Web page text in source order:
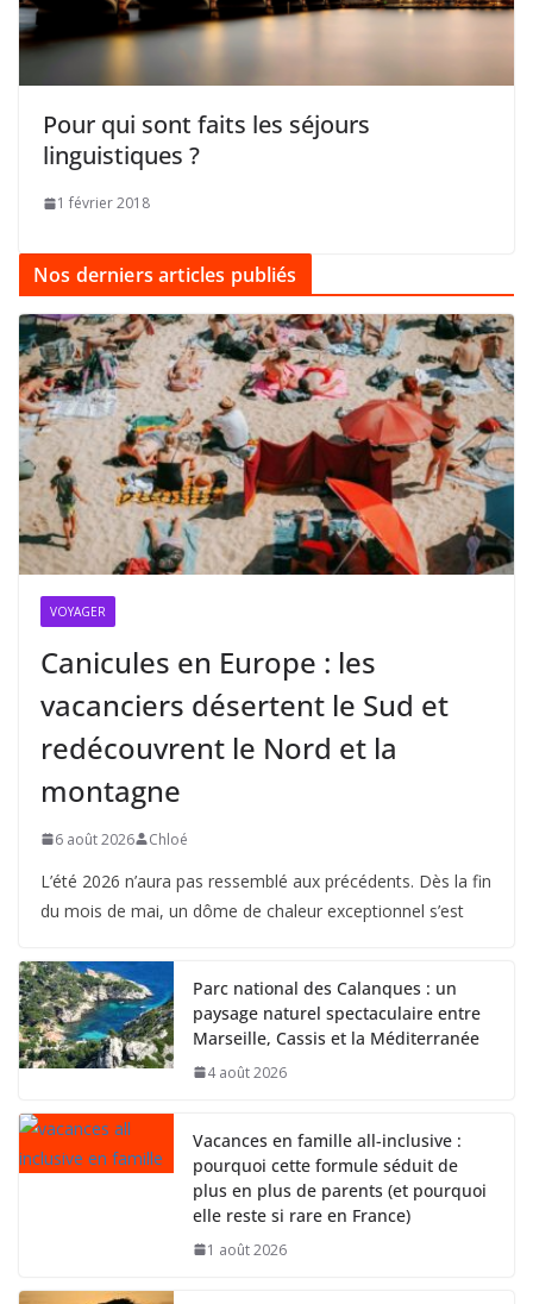
Pour qui sont faits les séjours
linguistiques ?
1 février 2018
Nos derniers articles publiés
VOYAGER
Canicules en Europe : les
vacanciers désertent le Sud et
redécouvrent le Nord et la
montagne
6 août 2026 Chloé
L’été 2026 n’aura pas ressemblé aux précédents. Dès la fin
du mois de mai, un dôme de chaleur exceptionnel s’est
Parc national des Calanques : un
paysage naturel spectaculaire entre
Marseille, Cassis et la Méditerranée
4 août 2026
Vacances en famille all-inclusive :
pourquoi cette formule séduit de
plus en plus de parents (et pourquoi
elle reste si rare en France)
1 août 2026